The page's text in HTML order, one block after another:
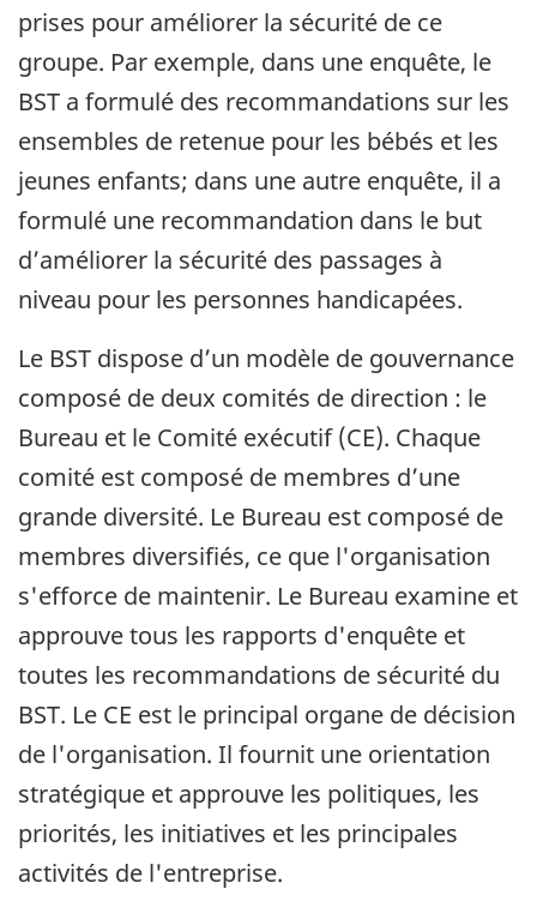
prises pour améliorer la sécurité de ce
groupe. Par exemple, dans une enquête, le
BST a formulé des recommandations sur les
ensembles de retenue pour les bébés et les
jeunes enfants; dans une autre enquête, il a
formulé une recommandation dans le but
d’améliorer la sécurité des passages à
niveau pour les personnes handicapées.
Le BST dispose d’un modèle de gouvernance
composé de deux comités de direction : le
Bureau et le Comité exécutif (CE). Chaque
comité est composé de membres d’une
grande diversité. Le Bureau est composé de
membres diversifiés, ce que l'organisation
s'efforce de maintenir. Le Bureau examine et
approuve tous les rapports d'enquête et
toutes les recommandations de sécurité du
BST. Le CE est le principal organe de décision
de l'organisation. Il fournit une orientation
stratégique et approuve les politiques, les
priorités, les initiatives et les principales
activités de l'entreprise.